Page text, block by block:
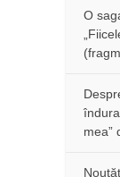
O
mea”